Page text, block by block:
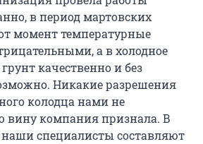
в период мартовских
момент температурные
а в холодное
качественно и без
Никакие разрешения
колодца нами не
вину компания признала. В
специалисты составляют